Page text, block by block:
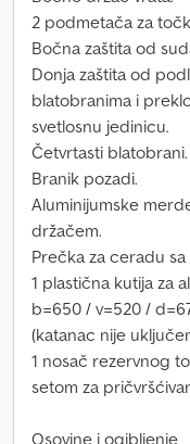
2 podmetača za
Bočna zaštita od
Donja zaštita od
blatobranima i
svetlosnu jedinicu.
Četvrtasti blatobrani.
Branik pozadi.
Aluminijumske
držačem.
Prečka za ceradu sa
1 plastična kutija za
b=650 / v=520 /
(katanac nije
1 nosač rezervnog
setom za
Osovine i ogibljenje